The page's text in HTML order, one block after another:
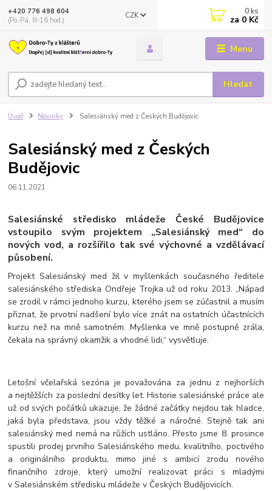
Menu
CZK
Hledat
+420 776 498 604
(Po-Pá, 8-16 hod.)
0 ks
za 0 Kč
Úvod Novinky Salesiánský med z Českých Budějovic
Salesiánský med z Českých
Budějovic
06.11.2021
Salesiánské středisko mládeže České Budějovice
vstoupilo svým projektem „Salesiánský med“ do
nových vod, a rozšířilo tak své výchovné a vzdělávací
působení.
Projekt Salesiánský med žil v myšlenkách současného ředitele
salesiánského střediska Ondřeje Trojka už od roku 2013. „Nápad
se zrodil v rámci jednoho kurzu, kterého jsem se zúčastnil a musím
přiznat, že prvotní nadšení bylo více znát na ostatních účastnících
kurzu než na mně samotném. Myšlenka ve mně postupně zrála,
čekala na správný okamžik a vhodné lidi,“ vysvětluje.
Letošní včelařská sezóna je považována za jednu z nejhorších
a nejtěžších za poslední desítky let. Historie salesiánské práce ale
už od svých počátků ukazuje, že žádné začátky nejdou tak hladce,
jaká byla představa, jsou vždy těžké a náročné. Stejně tak ani
salesiánský med nemá na růžích ustláno. Přesto jsme 8. prosince
spustili prodej prvního Salesiánského medu, kvalitního, poctivého
a originálního produktu, mimo jiné s ambicí zrodu nového
finančního zdroje, který umožní realizovat práci s mladými
v Salesiánském středisku mládeže v Českých Budějovicích.